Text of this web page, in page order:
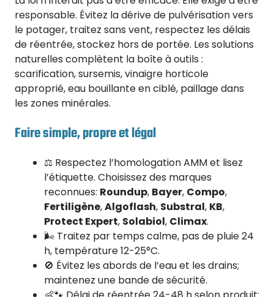
responsable. Évitez la dérive de pulvérisation vers
le potager, traitez sans vent, respectez les délais
de réentrée, stockez hors de portée. Les solutions
naturelles complètent la boîte à outils :
scarification, sursemis, vinaigre horticole
approprié, eau bouillante en ciblé, paillage dans
les zones minérales.
Faire simple, propre et légal
⚖️ Respectez l’homologation AMM et lisez
l’étiquette. Choisissez des marques
reconnues: Roundup, Bayer, Compo,
Fertiligène,Algoflash, Substral, KB,
Protect Expert, Solabiol, Climax.
🌬️ Traitez par temps calme, pas de pluie 24
h, température 12-25°C.
🚫 Évitez les abords de l’eau et les drains;
maintenez une bande de sécurité.